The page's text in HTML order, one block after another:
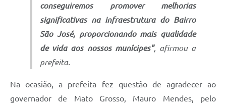
conseguiremos promover melhorias
significativas na infraestrutura do Bairro
São José, proporcionando mais qualidade
de vida aos nossos munícipes", afirmou a
prefeita.
Na ocasião, a prefeita fez questão de agradecer ao
governador de Mato Grosso, Mauro Mendes, pelo